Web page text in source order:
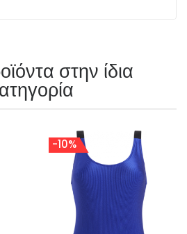
στην ίδια
-10%